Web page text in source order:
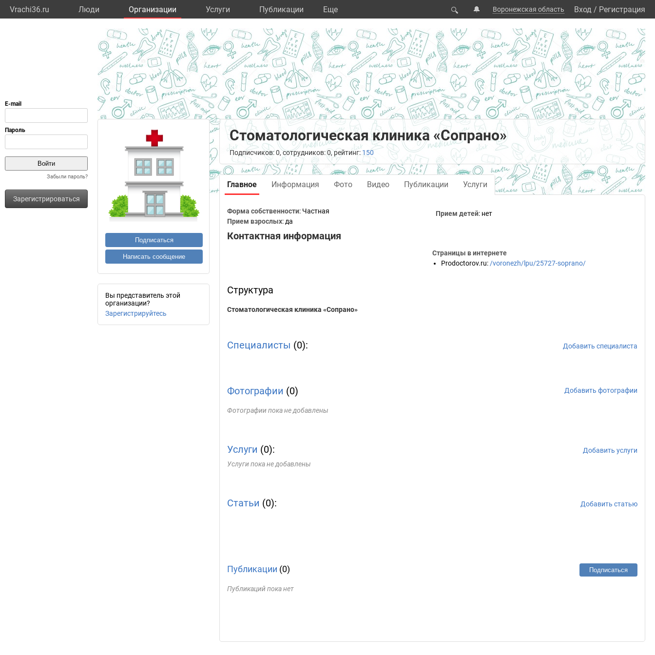
Vrachi36.ru Люди Организации Услуги Публикации Eще 🔍 🔔 Воронежская область Вход / Регистрация
Забыли пароль?
Зарегистрироваться
Подписаться
Написать сообщение
Вы представитель этой
организации?
Зарегистрируйтесь
Стоматологическая клиника «Сопрано»
Подписчиков: 0, сотрудников: 0, рейтинг: 150
Главное Информация Фото Видео Публикации Услуги
Форма собственности: Частная
Прием взрослых: да
Прием детей: нет
Контактная информация
Страницы в интернете
Prodoctorov.ru: /voronezh/lpu/25727-soprano/
Структура
Стоматологическая клиника «Сопрано»
Специалисты (0): Добавить специалиста
Фотографии (0) Добавить фотографии
Фотографии пока не добавлены
Услуги (0):
Добавить услуги
Услуги пока не добавлены
Статьи (0): Добавить статью
Публикации (0) Подписаться
Публикаций пока нет